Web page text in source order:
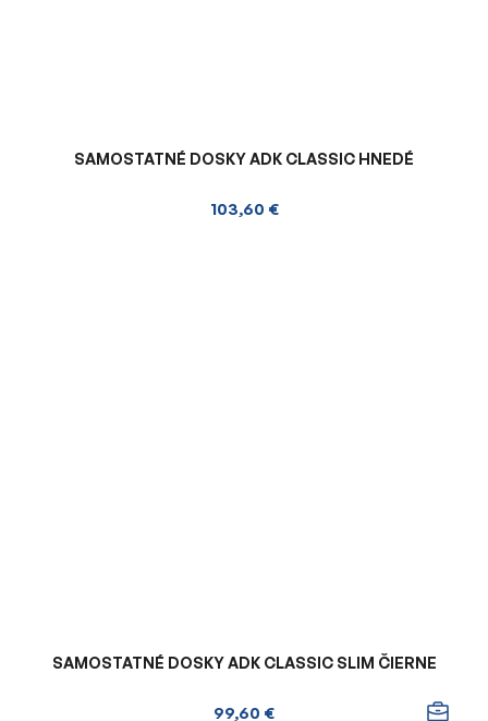
SAMOSTATNÉ DOSKY ADK CLASSIC HNEDÉ
103,60 €
SAMOSTATNÉ DOSKY ADK CLASSIC SLIM ČIERNE
99,60 €